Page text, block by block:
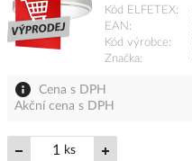
Kód ELFETEX
EAN
Kód výrobce
Značka
Cena s DPH
Akční cena s DPH
ks